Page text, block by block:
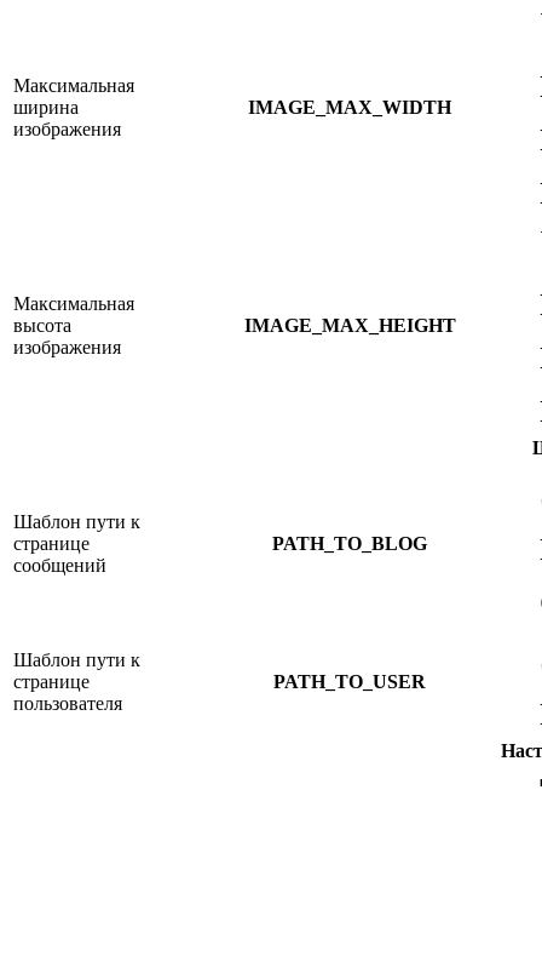
Максимальная
ширина
изображения
IMAGE_MAX_WIDTH
Максимальная
высота
изображения
IMAGE_MAX_HEIGHT
Шаблон пути к
странице
сообщений
PATH_TO_BLOG
Шаблон пути к
странице
пользователя
PATH_TO_USER